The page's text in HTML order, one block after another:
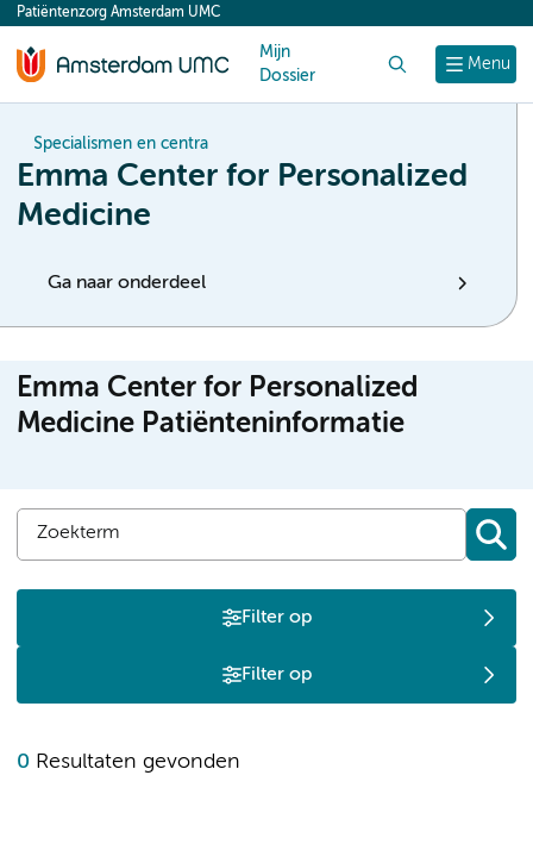
content
Menu
Patiëntenzorg Amsterdam UMC
Mijn
Dossier
Specialismen en centra
Emma Center for Personalized
Medicine
Ga naar onderdeel
Emma Center for Personalized
Medicine Patiënteninformatie
Filter op
Filter op
0 Resultaten gevonden